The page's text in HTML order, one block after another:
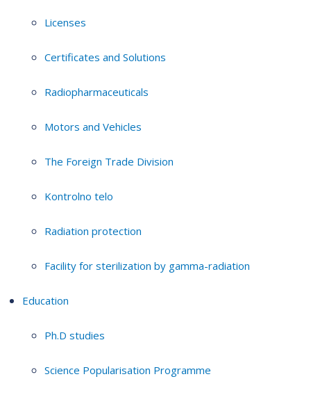
Licenses
Certificates and Solutions
Radiopharmaceuticals
Motors and Vehicles
The Foreign Trade Division
Kontrolno telo
Radiation protection
Facility for sterilization by gamma-radiation
Education
Ph.D studies
Science Popularisation Programme